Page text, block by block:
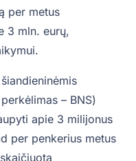
per metus
3 mln. eurų,
– BNS)
apie 3 milijonus
per penkerius metus